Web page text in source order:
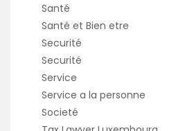
Santé
Santé et Bien etre
Securité
Securité
Service
Service a la personne
Societé